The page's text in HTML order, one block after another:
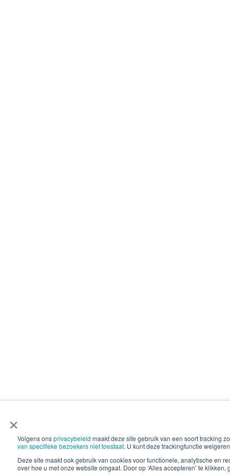
×
Volgens onsprivacybeleid maakt deze site gebruik van een soort tracking
van specifieke bezoekers niet toestaat. U kunt deze trackingfunctie
Deze site maakt ook gebruik van cookies voor functionele, analytische en
over hoe u met onze website omgaat. Door op ‘Alles accepteren’ te